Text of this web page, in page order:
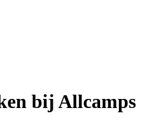
bij Allcamps